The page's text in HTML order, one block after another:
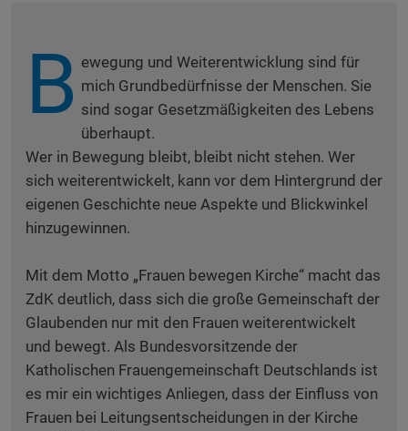
B ewegung und Weiterentwicklung sind für
mich Grundbedürfnisse der Menschen. Sie
sind sogar Gesetzmäßigkeiten des Lebens
überhaupt.
Wer in Bewegung bleibt, bleibt nicht stehen. Wer
sich weiterentwickelt, kann vor dem Hintergrund der
eigenen Geschichte neue Aspekte und Blickwinkel
hinzugewinnen.
Mit dem Motto „Frauen bewegen Kirche“ macht das
ZdK deutlich, dass sich die große Gemeinschaft der
Glaubenden nur mit den Frauen weiterentwickelt
und bewegt. Als Bundesvorsitzende der
Katholischen Frauengemeinschaft Deutschlands ist
es mir ein wichtiges Anliegen, dass der Einfluss von
Frauen bei Leitungsentscheidungen in der Kirche